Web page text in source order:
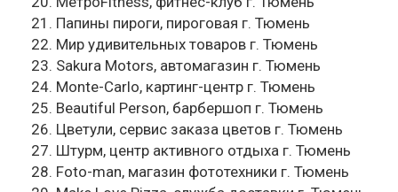
21. Папины пироги, пироговая г. Тюмень
22. Мир удивительных товаров г. Тюмень
23. Sakura Motors, автомагазин г. Тюмень
24. Monte-Carlo, картинг-центр г. Тюмень
25. Beautiful Person, барбершоп г. Тюмень
26. Цветули, сервис заказа цветов г. Тюмень
27. Штурм, центр активного отдыха г. Тюмень
28. Foto-man, магазин фототехники г. Тюмень